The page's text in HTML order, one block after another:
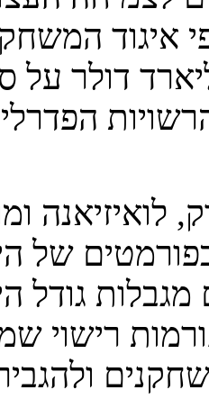
איגוד
לואיזיאנה
של
מגבלות גודל
רישוי